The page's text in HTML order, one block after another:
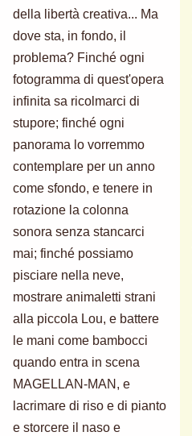
della libertà creativa... Ma
dove sta, in fondo, il
problema? Finché ogni
fotogramma di quest'opera
infinita sa ricolmarci di
stupore; finché ogni
panorama lo vorremmo
contemplare per un anno
come sfondo, e tenere in
rotazione la colonna
sonora senza stancarci
mai; finché possiamo
pisciare nella neve,
mostrare animaletti strani
alla piccola Lou, e battere
le mani come bambocci
quando entra in scena
MAGELLAN-MAN, e
lacrimare di riso e di pianto
e storcere il naso e